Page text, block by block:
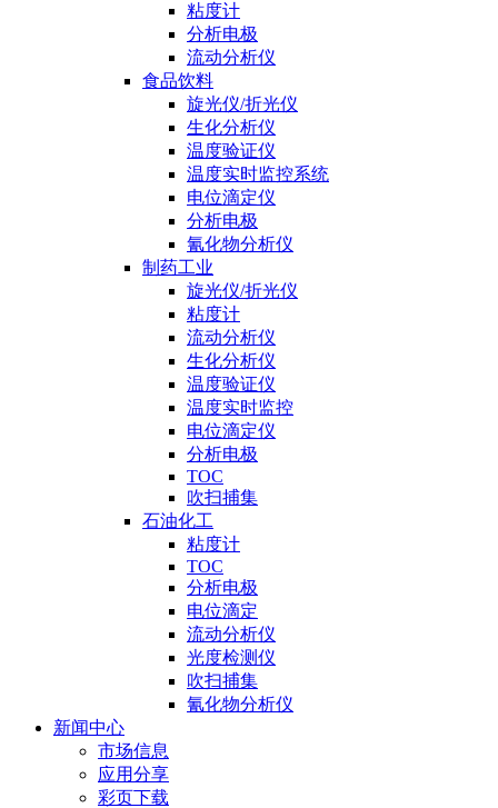
粘度计
分析电极
流动分析仪
食品饮料
旋光仪/折光仪
生化分析仪
温度验证仪
温度实时监控系统
电位滴定仪
分析电极
氰化物分析仪
制药工业
旋光仪/折光仪
粘度计
流动分析仪
生化分析仪
温度验证仪
温度实时监控
电位滴定仪
分析电极
TOC
吹扫捕集
石油化工
粘度计
TOC
分析电极
电位滴定
流动分析仪
光度检测仪
吹扫捕集
氰化物分析仪
新闻中心
市场信息
应用分享
彩页下载